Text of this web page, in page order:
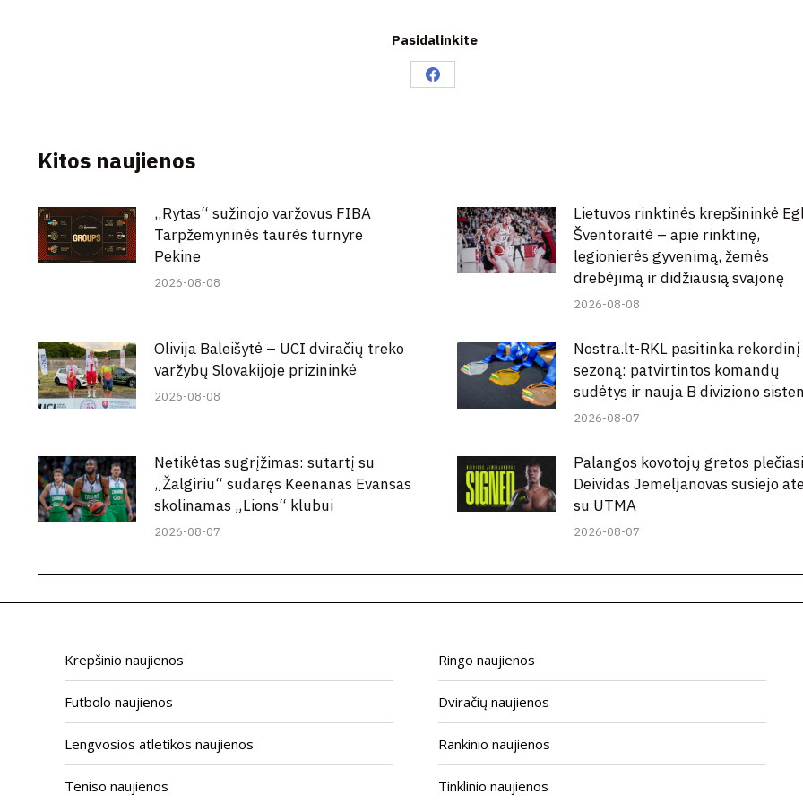
Pasidalinkite
Share
Kitos naujienos
„Rytas“ sužinojo varžovus FIBA
Tarpžemyninės taurės turnyre
Pekine
2026-08-08
Lietuvos rinktinės krepšininkė
Šventoraitė – apie rinktinę,
legionierės gyvenimą, žemės
drebėjimą ir didžiausią svajonę
2026-08-08
Olivija Baleišytė – UCI dviračių treko
varžybų Slovakijoje prizininkė
2026-08-08
Nostra.lt-RKL pasitinka rekordinį
sezoną: patvirtintos komandų
sudėtys ir nauja B diviziono
2026-08-07
Netikėtas sugrįžimas: sutartį su
„Žalgiriu“ sudaręs Keenanas Evansas
skolinamas „Lions“ klubui
2026-08-07
Palangos kovotojų gretos
Deividas Jemeljanovas susiejo
su UTMA
2026-08-07
Krepšinio naujienos
Futbolo naujienos
Lengvosios atletikos naujienos
Teniso naujienos
Ringo naujienos
Dviračių naujienos
Rankinio naujienos
Tinklinio naujienos